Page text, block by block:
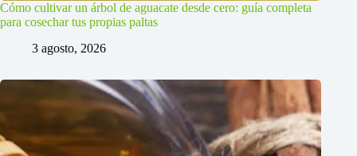
Cómo cultivar un árbol de aguacate desde cero: guía completa
para cosechar tus propias paltas
3 agosto, 2026